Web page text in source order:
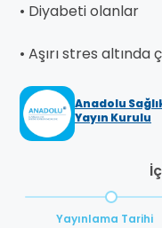
• Diyabeti olanlar
• Aşırı stres altında
Anadolu
Yayın Kurulu
Yayınlama Tarihi